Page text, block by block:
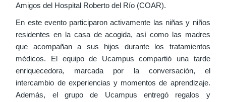
Amigos del Hospital Roberto del Río (COAR).
En este evento participaron activamente las niñas y niños
residentes en la casa de acogida, así como las madres
que acompañan a sus hijos durante los tratamientos
médicos. El equipo de Ucampus compartió una tarde
enriquecedora, marcada por la conversación, el
intercambio de experiencias y momentos de aprendizaje.
Además, el grupo de Ucampus entregó regalos y